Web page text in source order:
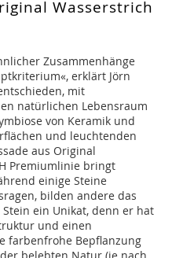
Wasserstrich
Zusammenhänge
erklärt Jörn
mit
natürlichen Lebensraum
von Keramik und
und leuchtenden
aus Original
Premiumlinie bringt
einige Steine
bilden andere das
ein Unikat, denn er hat
und einen
farbenfrohe Bepflanzung